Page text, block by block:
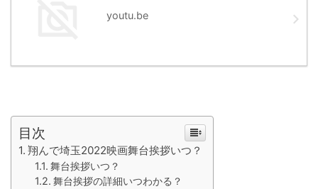
youtu.be
目次
翔んで埼玉2022映画舞台挨拶いつ？
舞台挨拶いつ？
舞台挨拶の詳細いつわかる？